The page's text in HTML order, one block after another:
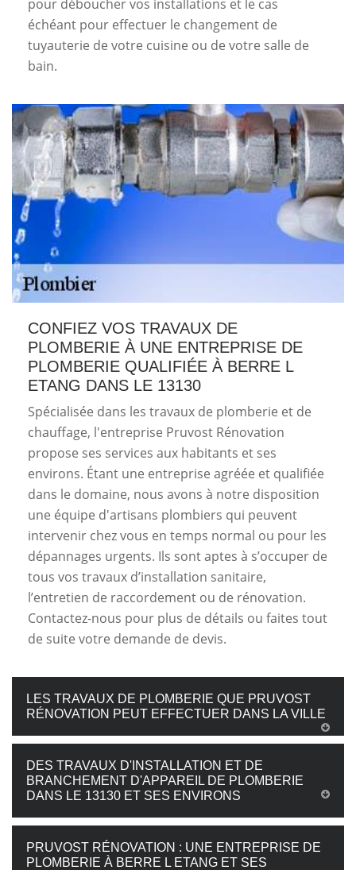
pour déboucher vos installations et le cas
échéant pour effectuer le changement de
tuyauterie de votre cuisine ou de votre salle de
bain.
CONFIEZ VOS TRAVAUX DE
PLOMBERIE À UNE ENTREPRISE DE
PLOMBERIE QUALIFIÉE À BERRE L
ETANG DANS LE 13130
Spécialisée dans les travaux de plomberie et de
chauffage, l'entreprise Pruvost Rénovation
propose ses services aux habitants et ses
environs. Étant une entreprise agréée et qualifiée
dans le domaine, nous avons à notre disposition
une équipe d'artisans plombiers qui peuvent
intervenir chez vous en temps normal ou pour les
dépannages urgents. Ils sont aptes à s’occuper de
tous vos travaux d’installation sanitaire,
l’entretien de raccordement ou de rénovation.
Contactez-nous pour plus de détails ou faites tout
de suite votre demande de devis.
LES TRAVAUX DE PLOMBERIE QUE PRUVOST
RÉNOVATION PEUT EFFECTUER DANS LA VILLE
DES TRAVAUX D'INSTALLATION ET DE
BRANCHEMENT D'APPAREIL DE PLOMBERIE
DANS LE 13130 ET SES ENVIRONS
PRUVOST RÉNOVATION : UNE ENTREPRISE DE
PLOMBERIE À BERRE L ETANG ET SES